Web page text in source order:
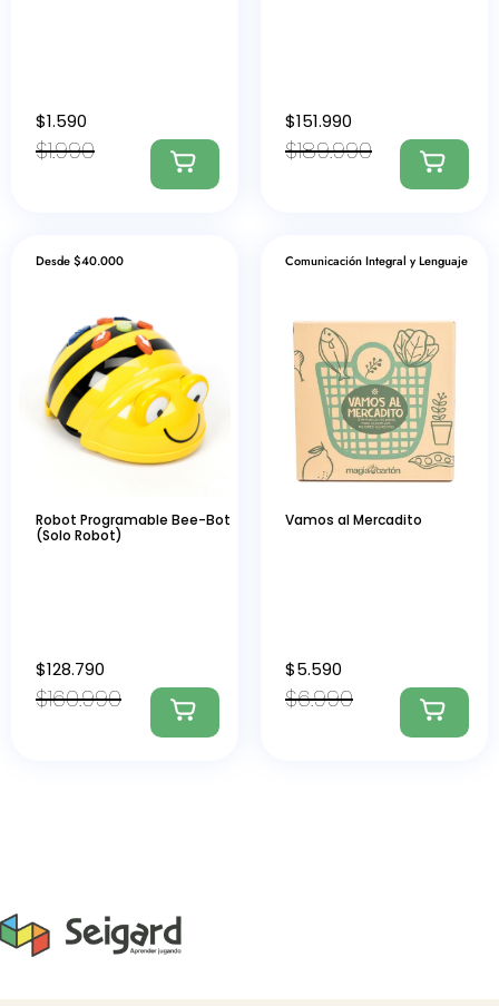
$1.990
$1.590
$189.990
$151.990
Desde $40.000
Robot Programable Bee-Bot
(Solo Robot)
$160.990
$128.790
Comunicación Integral y Lenguaje
Vamos al Mercadito
$6.990
$5.590